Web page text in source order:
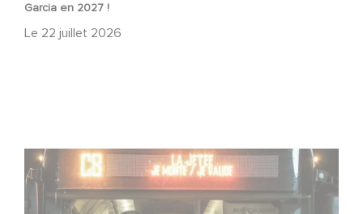
Garcia en 2027 !
Le 22 juillet 2026
Une date de sortie pour le nouveau film de Franck
Dubosc